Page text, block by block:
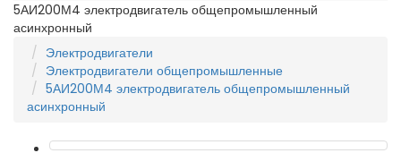
5АИ200М4 электродвигатель общепромышленный
асинхронный
Электродвигатели
Электродвигатели общепромышленные
5АИ200М4 электродвигатель общепромышленный
асинхронный